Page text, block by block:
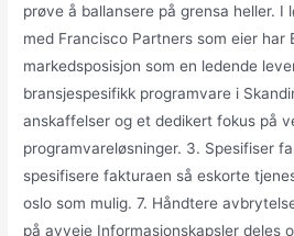
prøve å ballansere på grensa heller.
med Francisco Partners som eier har
markedsposisjon som en ledende
bransjespesifikk programvare i
anskaffelser og et dedikert fokus på
programvareløsninger. 3. Spesifiser
spesifisere fakturaen så eskorte
oslo som mulig. 7. Håndtere
på avveie Informasjonskapsler deles